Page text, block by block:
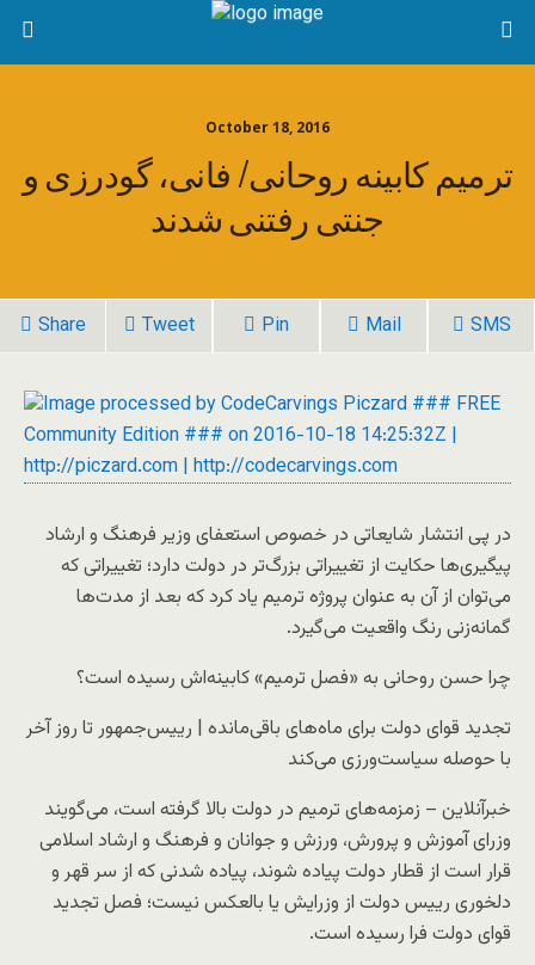
October 18, 2016
ترمیم کابینه روحانی/ فانی، گودرزی و
جنتی رفتنی شدند
Share Tweet Pin Mail SMS
در پی انتشار شایعاتی در خصوص استعفای وزیر فرهنگ و ارشاد
پیگیری‌ها حکایت از تغییراتی بزرگ‌تر در دولت دارد؛ تغییراتی که
می‌توان از آن به عنوان پروژه ترمیم یاد کرد که بعد از مدت‌ها
گمانه‌زنی رنگ واقعیت می‌گیرد.
چرا حسن روحانی به «فصل ترمیم» کابینه‌اش رسیده است؟
تجدید قوای دولت برای ماه‌های باقی‌مانده | رییس‌جمهور تا روز آخر
با حوصله سیاست‌ورزی می‌کند
خبرآنلاین – زمزمه‌های ترمیم در دولت بالا گرفته است، می‌گویند
وزرای آموزش و پرورش، ورزش و جوانان و فرهنگ و ارشاد اسلامی
قرار است از قطار دولت پیاده شوند، پیاده شدنی که از سر قهر و
دلخوری رییس دولت از وزرایش یا بالعکس نیست؛ فصل تجدید
قوای دولت فرا رسیده است.